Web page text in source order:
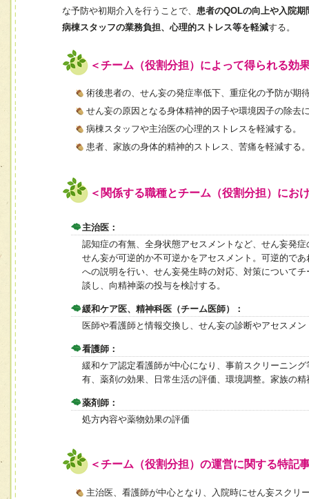
な予防や初期介入を行うことで、 患者のQOLの向上や入院期
病棟スタッフの業務負担、心理的ストレス等を軽減する。
＜チーム（役割分担）によって得られる効
術後患者の、せん妄の発症率低下、重症化の予防が期
せん妄の原因となる身体精神的因子や環境因子の除去
病棟スタッフや主治医の心理的ストレスを軽減する。
患者、家族の身体的精神的ストレス、苦痛を軽減する
＜関係する職種とチーム（役割分担）にお
主治医：
認知症の有無、全身状態アセスメントなど、せん妄発
せん妄が可逆的か不可逆かをアセスメント。可逆的で
への説明を行い、せん妄発生時の対応、対策について
談し、向精神薬の投与を検討する。
緩和ケア医、精神科医（チーム医師）：
医師や看護師と情報交換し、せん妄の診断やアセスメ
看護師：
緩和ケア認定看護師が中心になり、事前スクリーニン
有、薬剤の効果、日常生活の評価、環境調整。家族の
薬剤師：
処方内容や薬物効果の評価
＜チーム（役割分担）の運営に関する特記
主治医、看護師が中心となり、入院時にせん妄スクリ